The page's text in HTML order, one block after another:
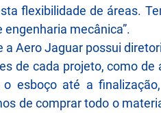
flexibilidade de áreas.
mecânica”.
a Aero Jaguar possui
de cada projeto, como
o esboço até a
de comprar todo o